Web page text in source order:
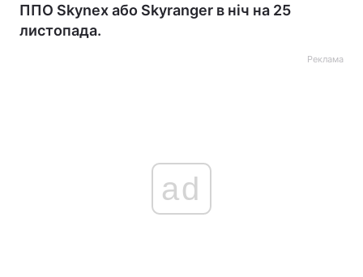
ППО Skynex або Skyranger в ніч на 25
листопада.
Реклама
ad